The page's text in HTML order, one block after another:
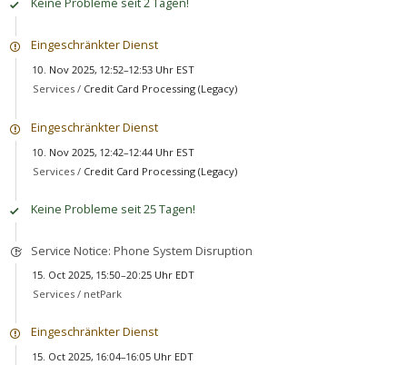
Eingeschränkter Dienst
10. Nov 2025, 12:52–12:53 Uhr EST
Services / Credit Card Processing (Legacy)
Eingeschränkter Dienst
10. Nov 2025, 12:42–12:44 Uhr EST
Services / Credit Card Processing (Legacy)
Keine Probleme seit 25 Tagen!
Service Notice: Phone System Disruption
15. Oct 2025, 15:50–20:25 Uhr EDT
Services / netPark
Eingeschränkter Dienst
15. Oct 2025, 16:04–16:05 Uhr EDT